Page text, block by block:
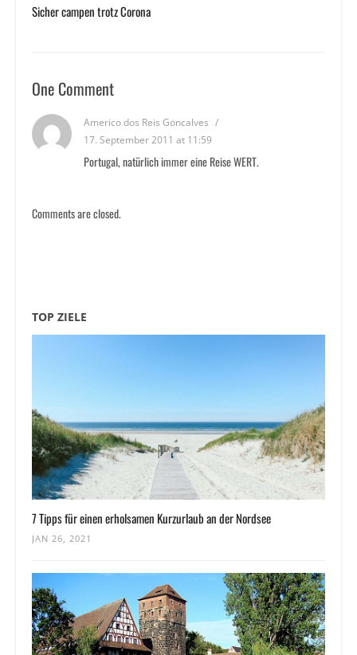
Sicher campen trotz Corona
One Comment
Americo dos Reis Goncalves /
17. September 2011 at 11:59
Portugal, natürlich immer eine Reise WERT.
Comments are closed.
TOP ZIELE
7 Tipps für einen erholsamen Kurzurlaub an der Nordsee
JAN 26, 2021